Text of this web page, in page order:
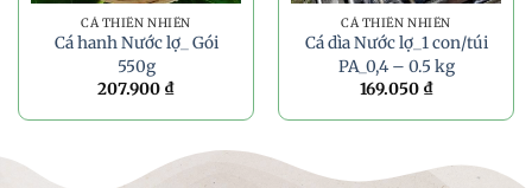
CÁ THIÊN NHIÊN
Cá hanh Nước lợ_ Gói
550g
207.900 ₫
CÁ THIÊN NHIÊN
Cá dìa Nước lợ_1 con/túi
PA_0,4 – 0.5 kg
169.050 ₫